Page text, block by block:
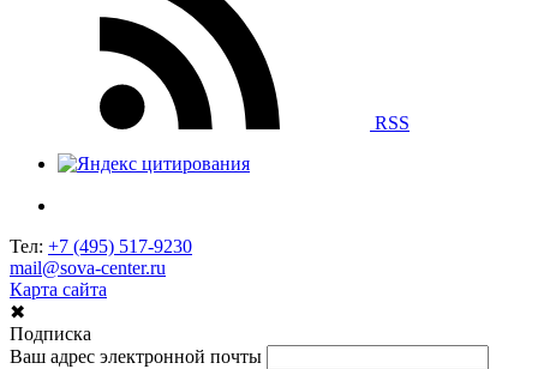
RSS
Тел: +7 (495) 517-9230
mail@sova-center.ru
Карта сайта
✖
Подписка
Ваш адрес электронной почты